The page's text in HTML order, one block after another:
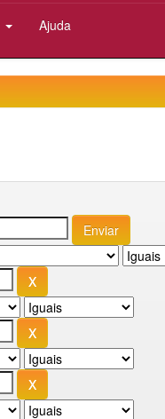
Ajuda